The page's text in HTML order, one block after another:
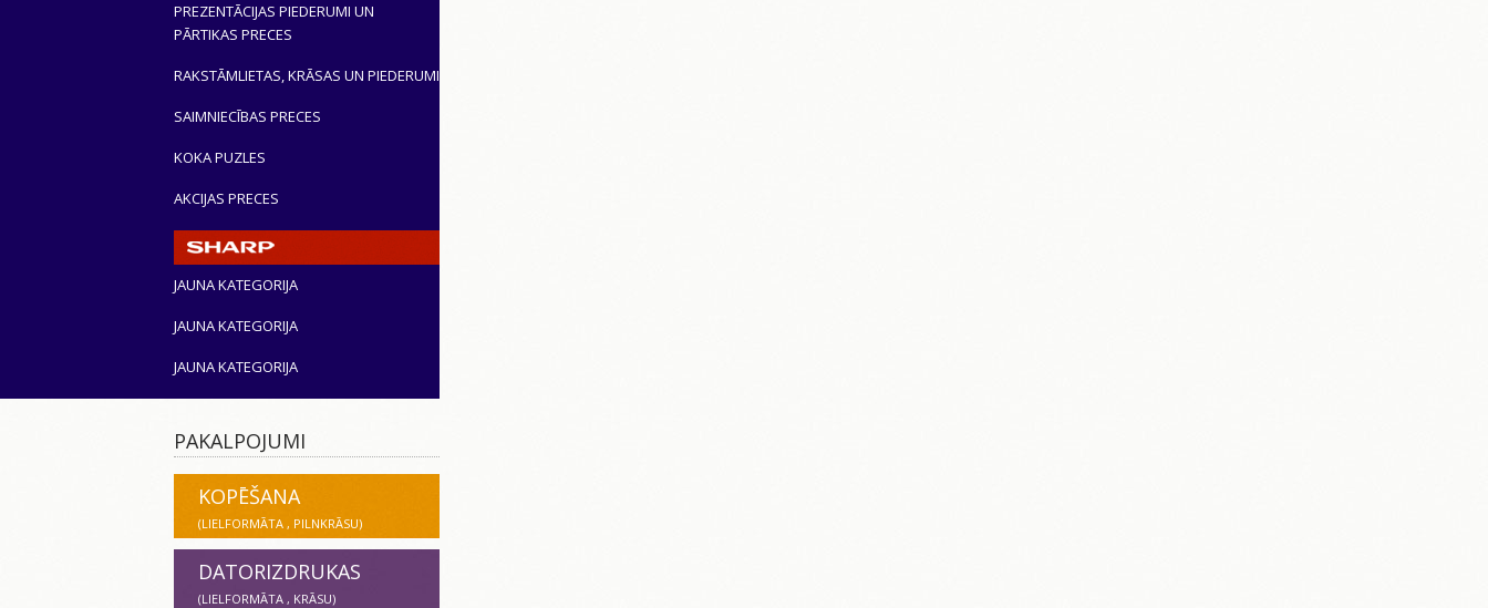
PREZENTĀCIJAS PIEDERUMI UN
PĀRTIKAS PRECES
RAKSTĀMLIETAS, KRĀSAS UN PIEDERUMI
SAIMNIECĪBAS PRECES
KOKA PUZLES
AKCIJAS PRECES
JAUNA KATEGORIJA
JAUNA KATEGORIJA
JAUNA KATEGORIJA
PAKALPOJUMI
KOPĒŠANA
(LIELFORMĀTA , PILNKRĀSU)
DATORIZDRUKAS
(LIELFORMĀTA , KRĀSU)